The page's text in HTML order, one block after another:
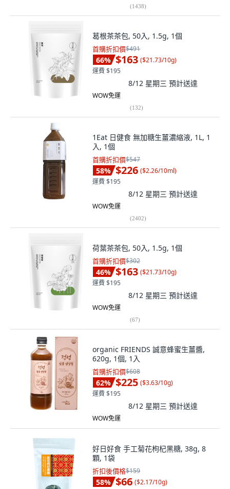
(1438)
葛根茶茶包, 50入, 1.5g, 1個
首購折扣價$491
66% $163 ($21.73/10g)
運費 $195
8/12 星期三 預計送達
WOW免運
(132)
1Eat 日健食 無加糖生薑濃縮液, 1L, 1
入, 1個
首購折扣價$547
58% $226 ($2.26/10ml)
運費 $195
8/12 星期三 預計送達
WOW免運
(2402)
荷葉茶茶包, 50入, 1.5g, 1個
首購折扣價$302
46% $163 ($21.73/10g)
運費 $195
8/12 星期三 預計送達
WOW免運
(67)
organic FRIENDS 誠意蜂蜜生薑醬,
620g, 1個, 1入
首購折扣價$608
62% $225 ($3.63/10g)
運費 $195
8/12 星期三 預計送達
WOW免運
好日好食 手工菊花枸杞黑糖, 38g, 8
顆, 1袋
折扣後價格$159
58% $66 ($2.17/10g)